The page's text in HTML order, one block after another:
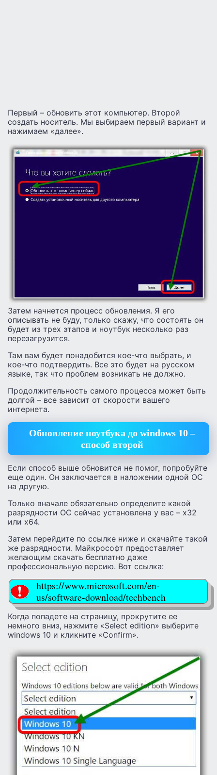
Первый – обновить этот компьютер. Второй
создать носитель. Мы выбираем первый вариант и
нажимаем «далее».
Затем начнется процесс обновления. Я его
описывать не буду, только скажу, что состоять он
будет из трех этапов и ноутбук несколько раз
перезагрузится.
Там вам будет понадобится кое-что выбрать, и
кое-что подтвердить. Все это будет на русском
языке, так что проблем возникать не должно.
Продолжительность самого процесса может быть
долгой – все зависит от скорости вашего
интернета.
Обновление ноутбука до windows 10 –
способ второй
Если способ выше обновится не помог, попробуйте
еще один. Он заключается в наложении одной ОС
на другую.
Только вначале обязательно определите какой
разрядности ОС сейчас установлена у вас – x32
или x64.
Затем перейдите по ссылке ниже и скачайте такой
же разрядности. Майкрософт предоставляет
желающим скачать бесплатно даже
профессиональную версию. Вот ссылка:
https://www.microsoft.com/en-
us/software-download/techbench
Когда попадете на страницу, прокрутите ее
немного вниз, нажмите «Select edition» выберите
windows 10 и кликните «Confirm».